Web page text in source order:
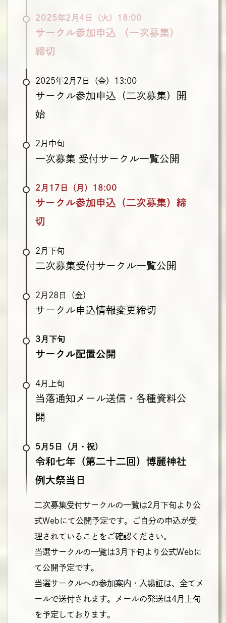
2025年2月4日（火）18:00
サークル参加申込
（一次募集）
締切
2025年2月7日（金）13:00
サークル参加申込（二次募集）開
始
2月中旬
一次募集 受付サークル一覧公開
2月17日（月）18:00
サークル参加申込（二次募集）締
切
2月下旬
二次募集受付サークル一覧公開
2月28日（金）
サークル申込情報変更締切
3月下旬
サークル配置公開
4月上旬
当落通知メール送信・各種資料公
開
5月5日（月・祝）
令和七年（第二十二回）博麗神社
例大祭当日
二次募集受付サークルの一覧は2月下旬より公
式Webにて公開予定です。ご自分の申込が受
理されていることをご確認ください。
当選サークルの一覧は3月下旬より公式Webに
て公開予定です。
当選サークルへの参加案内・入場証は、全てメ
ールで送付されます。メールの発送は4月上旬
を予定しております。